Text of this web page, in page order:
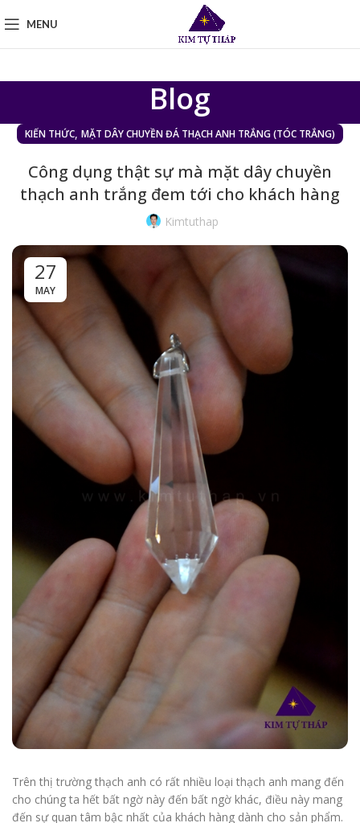
MENU
Blog
KIẾN THỨC, MẶT DÂY CHUYỀN ĐÁ THẠCH ANH TRẮNG (TÓC TRẮNG)
Công dụng thật sự mà mặt dây chuyền
thạch anh trắng đem tới cho khách hàng
Kimtuthap
27
MAY
Trên thị trường thạch anh có rất nhiều loại thạch anh mang đến
cho chúng ta hết bất ngờ này đến bất ngờ khác, điều này mang
đến sự quan tâm bậc nhất của khách hàng dành cho sản phẩm.